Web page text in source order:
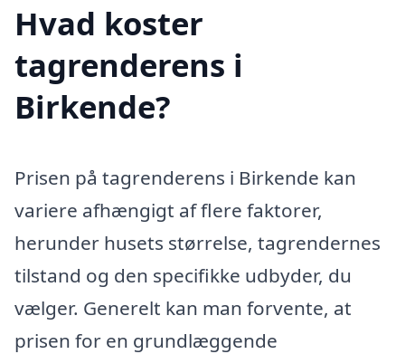
Hvad koster
tagrenderens i
Birkende?
Prisen på tagrenderens i Birkende kan
variere afhængigt af flere faktorer,
herunder husets størrelse, tagrendernes
tilstand og den specifikke udbyder, du
vælger. Generelt kan man forvente, at
prisen for en grundlæggende